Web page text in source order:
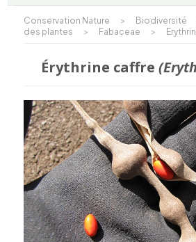
Conservation Nature > Biodiversité
des plantes
> Fabaceae >
Érythrine caffre